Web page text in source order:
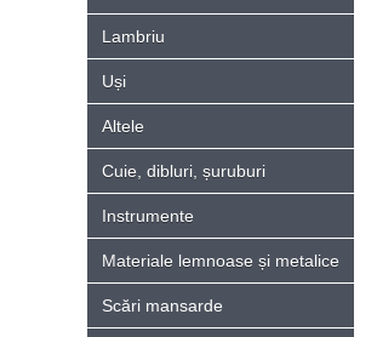
Lambriu
Uși
Altele
Cuie, dibluri, șuruburi
Instrumente
Materiale lemnoase și metalice
Scări mansarde